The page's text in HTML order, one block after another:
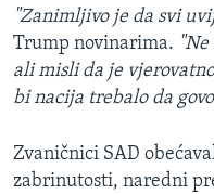
"Zanimljivo je da svi
Trump novinarima.
ali misli da je
bi nacija trebalo da
Zvaničnici SAD
zabrinutosti, naredni